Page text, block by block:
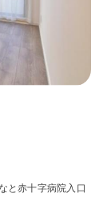
と赤十字病院入口